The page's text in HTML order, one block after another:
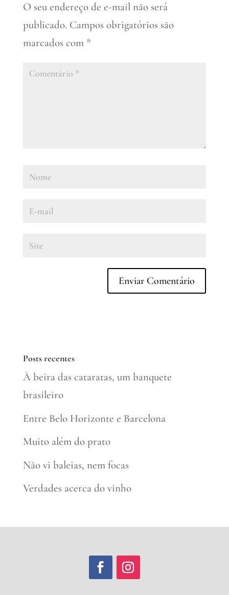
O seu endereço de e-mail não será
publicado. Campos obrigatórios são
marcados com *
Posts recentes
À beira das cataratas, um banquete
brasileiro
Entre Belo Horizonte e Barcelona
Muito além do prato
Não vi baleias, nem focas
Verdades acerca do vinho